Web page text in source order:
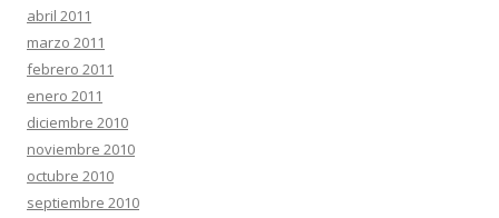
abril 2011
marzo 2011
febrero 2011
enero 2011
diciembre 2010
noviembre 2010
octubre 2010
septiembre 2010